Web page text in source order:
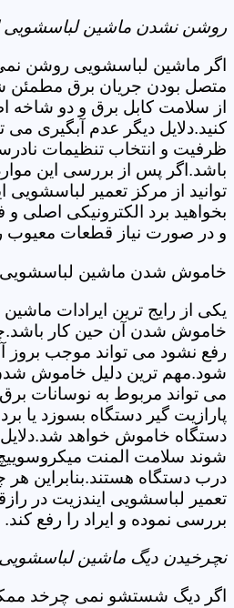
روشن نشدن ماشین لباسشویی
اگر ماشین لباسشویی روشن نمی
متصل بودن جریان برق مطمئن
از سلامت کابل برق و دو شاخه
کنید.دلایل دیگر عدم آبگیری می
ظرفیت و انتخاب تنظیمات
باشد.اگر پس از بررسی این
توانید از مرکز تعمیر لباسشویی
بخواهید برد الکترونیکی اصلی
و در صورت نیاز قطعات معیوب
خاموش شدن ماشین لباسشویی
یکی از رایج ترین ایرادات
خاموش شدن آن حین کار
رفع نشود می تواند موجب
شود.مهم ترین دلیل خاموش
می تواند مربوط به نوسانات
پارازیت گیر دستگاه بسوزد یا
دستگاه خاموش خواهد
شوند سلامت المنت
درب دستگاه هستند.بنابراین هر
تعمیر لباسشویی ایندزیت در
بررسی نموده و ایراد را رفع کند.
نچرخیدن دیگ ماشین لباسشویی
اگر دیگ شستشو نمی چرخد